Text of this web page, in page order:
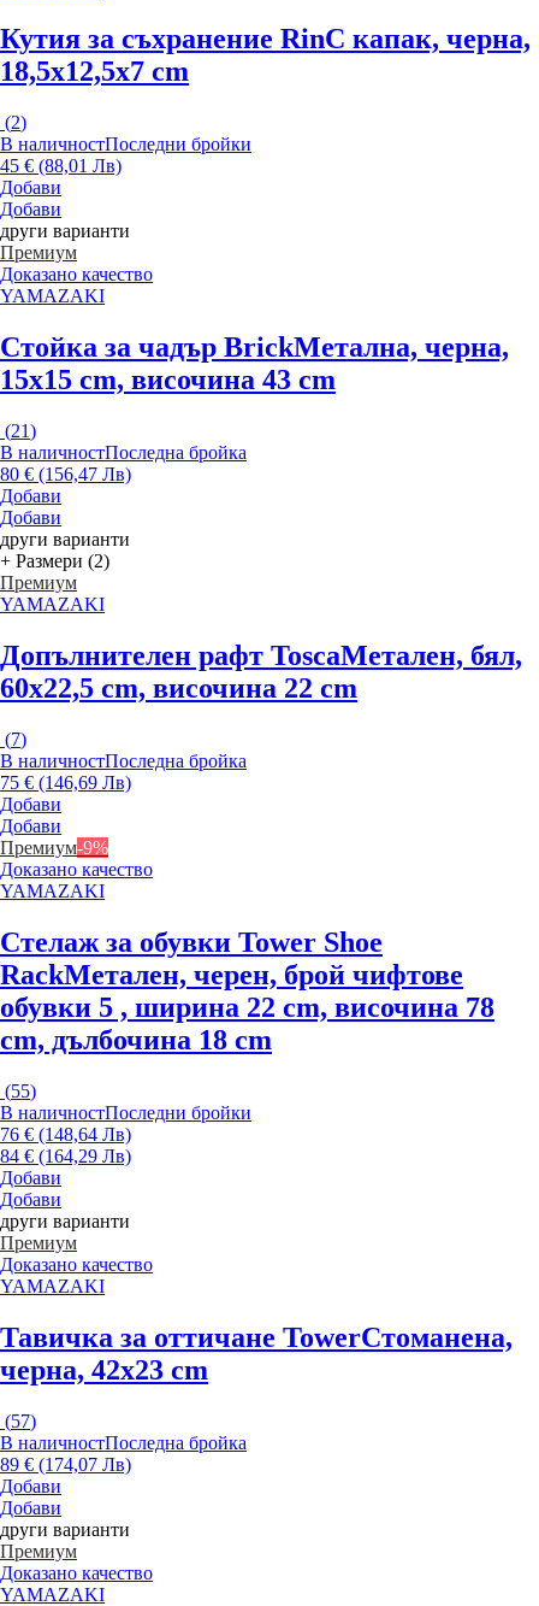
Кутия за съхранение RinС капак, черна,
18,5x12,5x7 cm
(2)
В наличностПоследни бройки
45 € (88,01 Лв)
Добави
Добави
други варианти
Премиум
Доказано качество
YAMAZAKI
Стойка за чадър BrickМетална, черна,
15x15 cm, височина 43 cm
(21)
В наличностПоследна бройка
80 € (156,47 Лв)
Добави
Добави
други варианти
+ Размери (2)
Премиум
YAMAZAKI
Допълнителен рафт ToscaМетален, бял,
60x22,5 cm, височина 22 cm
(7)
В наличностПоследна бройка
75 € (146,69 Лв)
Добави
Добави
Премиум-9%
Доказано качество
YAMAZAKI
Стелаж за обувки Tower Shoe
RackМетален, черен, брой чифтове
обувки 5 , ширина 22 cm, височина 78
cm, дълбочина 18 cm
(55)
В наличностПоследни бройки
76 € (148,64 Лв)
84 € (164,29 Лв)
Добави
Добави
други варианти
Премиум
Доказано качество
YAMAZAKI
Тавичка за оттичане TowerСтоманена,
черна, 42x23 cm
(57)
В наличностПоследна бройка
89 € (174,07 Лв)
Добави
Добави
други варианти
Премиум
Доказано качество
YAMAZAKI